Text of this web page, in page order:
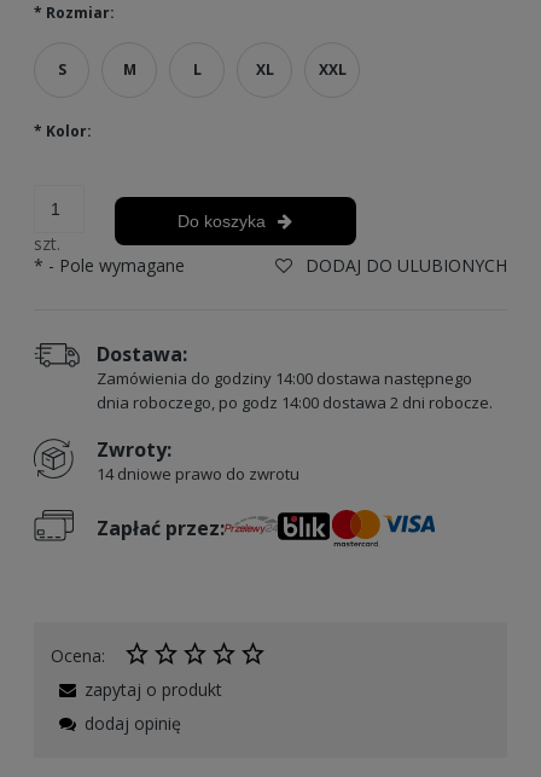
* Rozmiar:
S M L XL XXL
* Kolor:
szt.
Do koszyka
DODAJ DO ULUBIONYCH
* - Pole wymagane
Dostawa:
Zamówienia do godziny 14:00 dostawa następnego
dnia roboczego, po godz 14:00 dostawa 2 dni robocze.
Zwroty:
14 dniowe prawo do zwrotu
Zapłać przez:
Ocena:
zapytaj o produkt
dodaj opinię